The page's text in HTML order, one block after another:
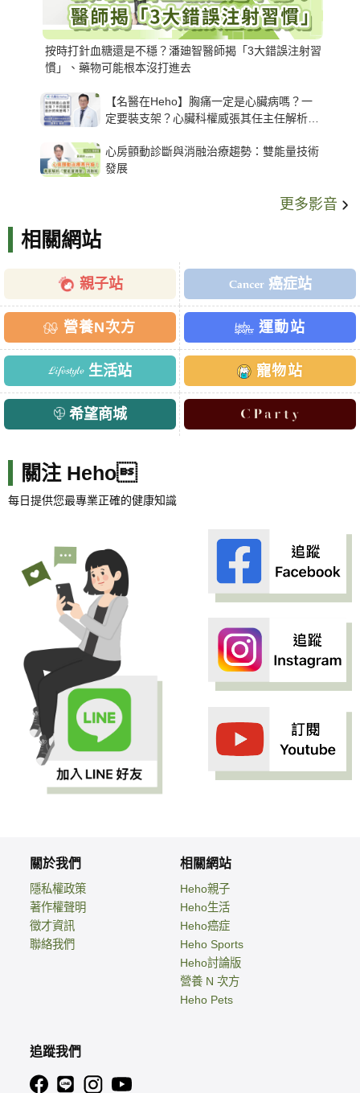
按時打針血糖還是不穩？潘廸智醫師揭「3大錯誤注射習
慣」、藥物可能根本沒打進去
【名醫在Heho】胸痛一定是心臟病嗎？一
定要裝支架？心臟科權威張其任主任解析支
心房顫動診斷與消融治療趨勢：雙能量技術
發展
更多影音
相關網站
親子站 癌症站
營養N次方 運動站
生活站 寵物站
希望商城
關注 Heho
每日提供您最專業正確的健康知識
關於我們
隱私權政策
著作權聲明
徵才資訊
聯絡我們
相關網站
Heho親子
Heho生活
Heho癌症
Heho Sports
Heho討論版
營養 N 次方
Heho Pets
追蹤我們